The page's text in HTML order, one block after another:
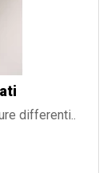
differenti..